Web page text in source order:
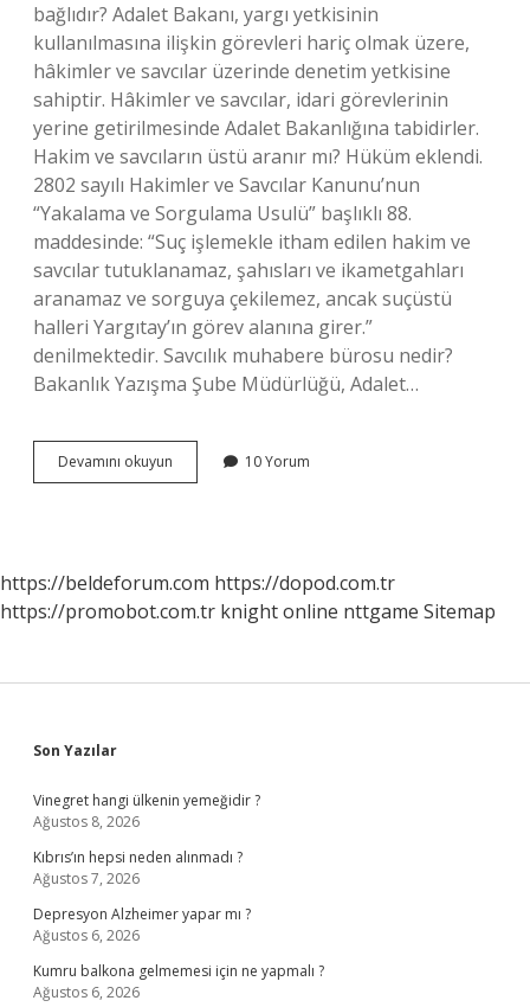
bağlıdır? Adalet Bakanı, yargı yetkisinin
kullanılmasına ilişkin görevleri hariç olmak üzere,
hâkimler ve savcılar üzerinde denetim yetkisine
sahiptir. Hâkimler ve savcılar, idari görevlerinin
yerine getirilmesinde Adalet Bakanlığına tabidirler.
Hakim ve savcıların üstü aranır mı? Hüküm eklendi.
2802 sayılı Hakimler ve Savcılar Kanunu’nun
“Yakalama ve Sorgulama Usulü” başlıklı 88.
maddesinde: “Suç işlemekle itham edilen hakim ve
savcılar tutuklanamaz, şahısları ve ikametgahları
aranamaz ve sorguya çekilemez, ancak suçüstü
halleri Yargıtay’ın görev alanına girer.”
denilmektedir. Savcılık muhabere bürosu nedir?
Bakanlık Yazışma Şube Müdürlüğü, Adalet…
Devamını okuyun
Ve
10 Yorum
https://beldeforum.com https://dopod.com.tr
https://promobot.com.tr knight online nttgame Sitemap
Sidebar
Son Yazılar
Vinegret hangi ülkenin yemeğidir ?
Ağustos 8, 2026
Kıbrıs’ın hepsi neden alınmadı ?
Ağustos 7, 2026
Depresyon Alzheimer yapar mı ?
Ağustos 6, 2026
Kumru balkona gelmemesi için ne yapmalı ?
Ağustos 6, 2026